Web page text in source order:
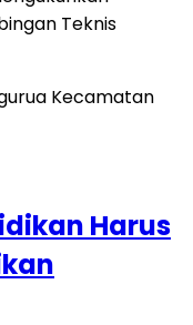
Teknis
Harus